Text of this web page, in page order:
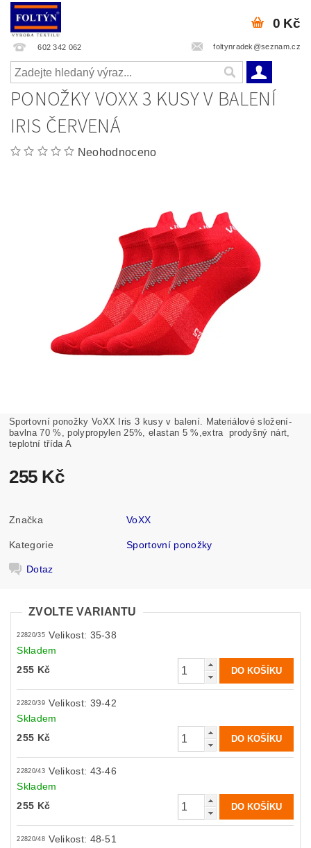
602 342 062 foltynradek@seznam.cz
0 Kč
PONOŽKY VOXX 3 KUSY V BALENÍ
IRIS ČERVENÁ
Neohodnoceno
Sportovní ponožky VoXX Iris 3 kusy v balení. Materiálové složení-
bavlna 70 %, polypropylen 25%, elastan 5 %,extra prodyšný nárt,
teplotní třída A
255 Kč
Značka VoXX
Kategorie Sportovní ponožky
Dotaz
ZVOLTE VARIANTU
22820/35 Velikost: 35-38
Skladem
255 Kč
22820/39 Velikost: 39-42
Skladem
255 Kč
22820/43 Velikost: 43-46
Skladem
255 Kč
22820/48 Velikost: 48-51